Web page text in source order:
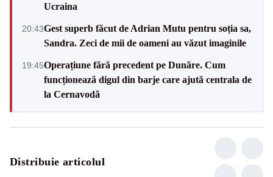
Ucraina
20:43Gest superb făcut de Adrian Mutu pentru soția sa,
Sandra. Zeci de mii de oameni au văzut imaginile
19:45Operațiune fără precedent pe Dunăre. Cum
funcționează digul din barje care ajută centrala de
la Cernavodă
Distribuie articolul